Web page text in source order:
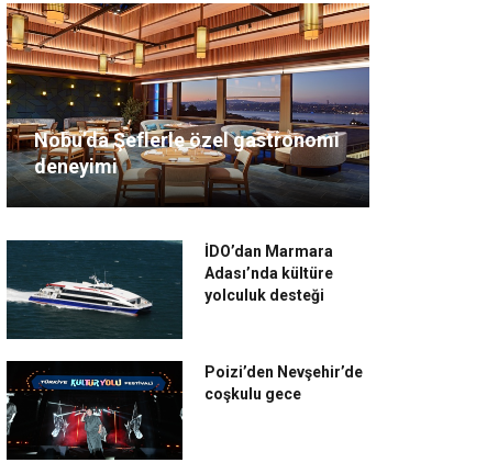
Nobu’da Şeflerle özel gastronomi
deneyimi
İDO’dan Marmara
Adası’nda kültüre
yolculuk desteği
Poizi’den Nevşehir’de
coşkulu gece